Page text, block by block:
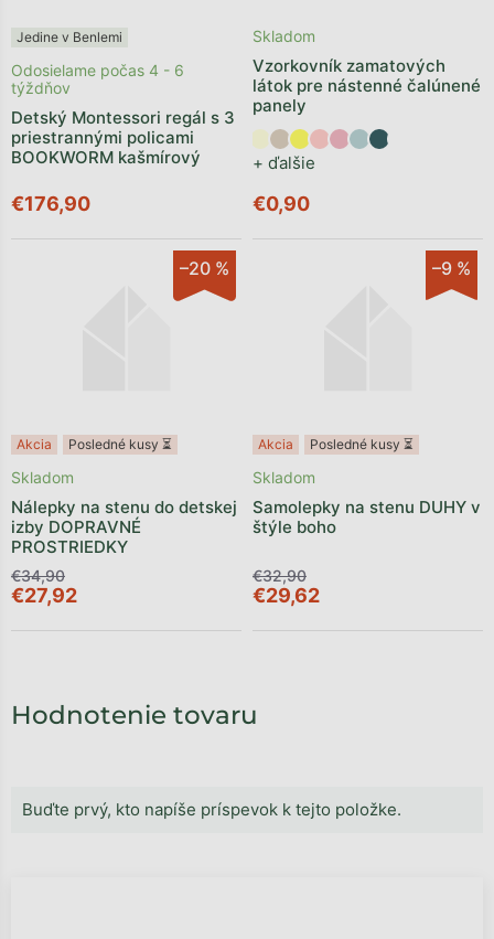
Hodnotenie tovaru
Buďte prvý, kto napíše príspevok k tejto položke.
Jedine v Benlemi
Detský Montessori regál s 3
priestrannými policami
BOOKWORM kašmírový
Odosielame počas 4 - 6
týždňov
€176,90
Vzorkovník zamatových
látok pre nástenné čalúnené
panely
+ ďalšie
Skladom
€0,90
–20 %
Akcia Posledné kusy ⏳
Nálepky na stenu do detskej
izby DOPRAVNÉ
PROSTRIEDKY
Skladom
€34,90
€27,92
–9 %
Akcia Posledné kusy ⏳
Samolepky na stenu DUHY v
štýle boho
Skladom
€32,90
€29,62